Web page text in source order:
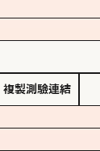
複製測驗連結